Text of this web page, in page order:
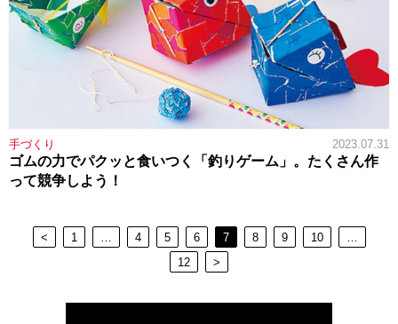
手づくり 2023.07.31
ゴムの力でパクッと食いつく「釣りゲーム」。たくさん作
って競争しよう！
< 1 4 5 6 7 8 9 10
12
>